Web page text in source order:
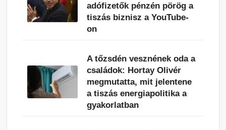
adófizetők pénzén pörög a
tiszás biznisz a YouTube-
on
A tőzsdén vesznének oda a
családok: Hortay Olivér
megmutatta, mit jelentene
a tiszás energiapolitika a
gyakorlatban